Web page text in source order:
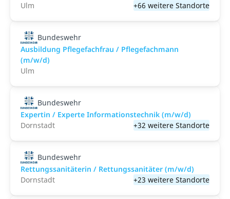
Ulm
+66 weitere Standorte
Bundeswehr
Ausbildung Pflegefachfrau / Pflegefachmann
(m/w/d)
Ulm
Bundeswehr
Expertin / Experte Informationstechnik (m/w/d)
Dornstadt
+32 weitere Standorte
Bundeswehr
Rettungssanitäterin / Rettungssanitäter (m/w/d)
Dornstadt
+23 weitere Standorte